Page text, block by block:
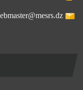
webmaster@mesrs.dz